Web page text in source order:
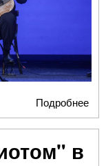
Подробнее
что
в